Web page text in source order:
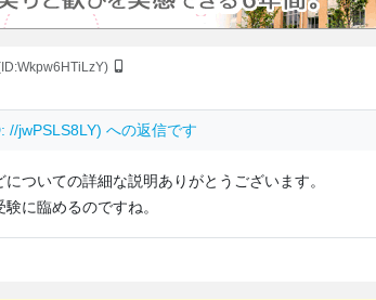
//jwPSLS8LY) への返信です
ついての詳細な説明ありがとうございます。
に臨めるのですね。